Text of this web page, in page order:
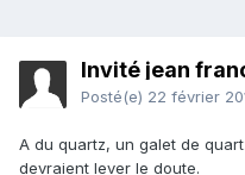
Invité jean
Posté(e) 22 février
A du quartz, un galet de
devraient lever le doute.